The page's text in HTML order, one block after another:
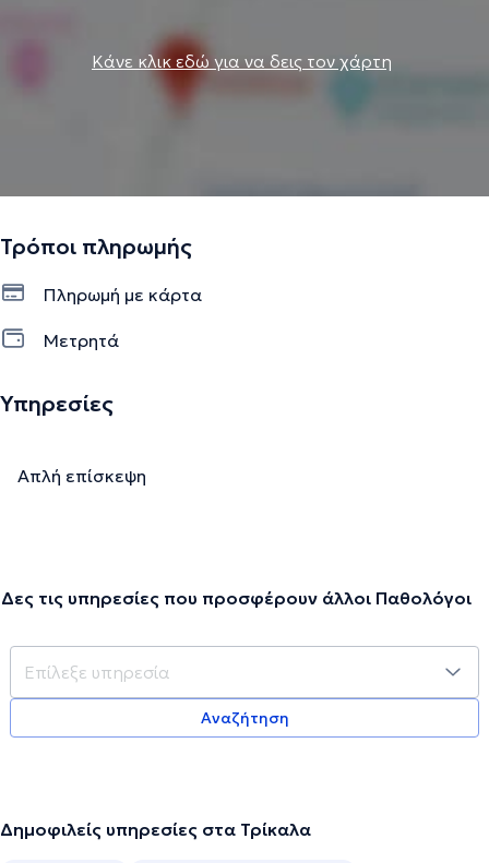
Κάνε κλικ εδώ για να δεις τον χάρτη
Τρόποι πληρωμής
Πληρωμή με κάρτα
Μετρητά
Υπηρεσίες
Απλή επίσκεψη
Δες τις υπηρεσίες που προσφέρουν άλλοι Παθολόγοι
Αναζήτηση
Δημοφιλείς υπηρεσίες στα Τρίκαλα